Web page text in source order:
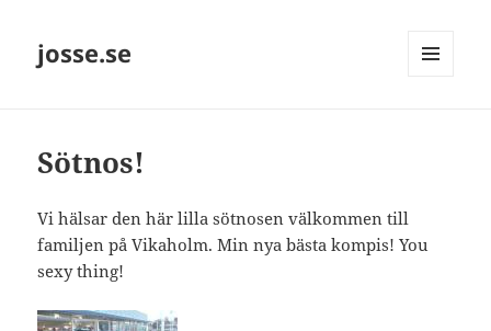
josse.se
Sötnos!
Vi hälsar den här lilla sötnosen välkommen till
familjen på Vikaholm. Min nya bästa kompis! You
sexy thing!